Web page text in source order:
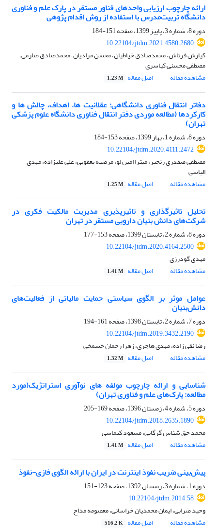
ارائه چارچوب ارزیابی واحد‌های فناور مستقر در پارک‌‌ علم و فناوری
دانشگاه تربیت‌مدرس با استفاده از روش اقدام پژوهی
دوره 8، شماره 3، پاییز 1399، صفحه
151-184
10.22104/jtdm.2021.4580.2680
کیارش فرتاش، محمدصادق خیاطیان، محسن مرادیان، محمدصادق صارمی،
مصطفی محسنی کیاسری
مشاهده مقاله
اصل مقاله 1.23 M
دفاتر انتقال فناوری دانشگاهی: عقلانیت ها، اهداف، چالش ها و
کارکردها (مطالعه موردی دفتر انتقال فناوری دانشگاه علوم پزشکی
تهران)
دوره 8، شماره 1، بهار 1399، صفحه
153-184
10.22104/jtdm.2020.4111.2472
مصطفی صفدری رنجبر، میترا امین لو، مرضیه یعقوبی، علی علیزاده، مهدی
الیاسی
مشاهده مقاله
اصل مقاله 1.25 M
تحلیل تاثیرگذاری و تاثیرپذیری مدیریت مالکیت فکری در
شرکت‌های دانش بنیان دارویی مستقر در تهران
دوره 8، شماره 2، تابستان 1399، صفحه
153-177
10.22104/jtdm.2020.4164.2500
مهدی گودرزی
مشاهده مقاله
اصل مقاله 1.41 M
عوامل موثر بر الگوی سیاستی حمایت مالیاتی از فعالیت‌های
دانش‌بنیان
دوره 7، شماره 2، تابستان 1398، صفحه
161-194
10.22104/jtdm.2019.3432.2190
رضا نقی زاده، مهدی هاجری، زهرا رحمان خسمخی
مشاهده مقاله
اصل مقاله 1.32 M
شناسایی و ارائه چارچوب مولفه های نوآوری استراتژیک(مورد
مطالعه: پارک‌های علم و فناوری تهران)
دوره 5، شماره 4، زمستان 1396، صفحه
169-205
10.22104/jtdm.2018.2635.1890
محمد حق شناس گرگابی، مسعود کیماسی
مشاهده مقاله
اصل مقاله 1.41 M
پیش‌‌بینی ضریب نفوذ اینترنت در ایران با ارائه الگوی فازی-نفوذ
دوره 1، شماره 3، زمستان 1392، صفحه
123-151
10.22104/jtdm.2014.58
وحید ضرابی، ایمان محمدیان خراسانی، معصومه مداح
مشاهده مقاله
اصل مقاله 516.2 K